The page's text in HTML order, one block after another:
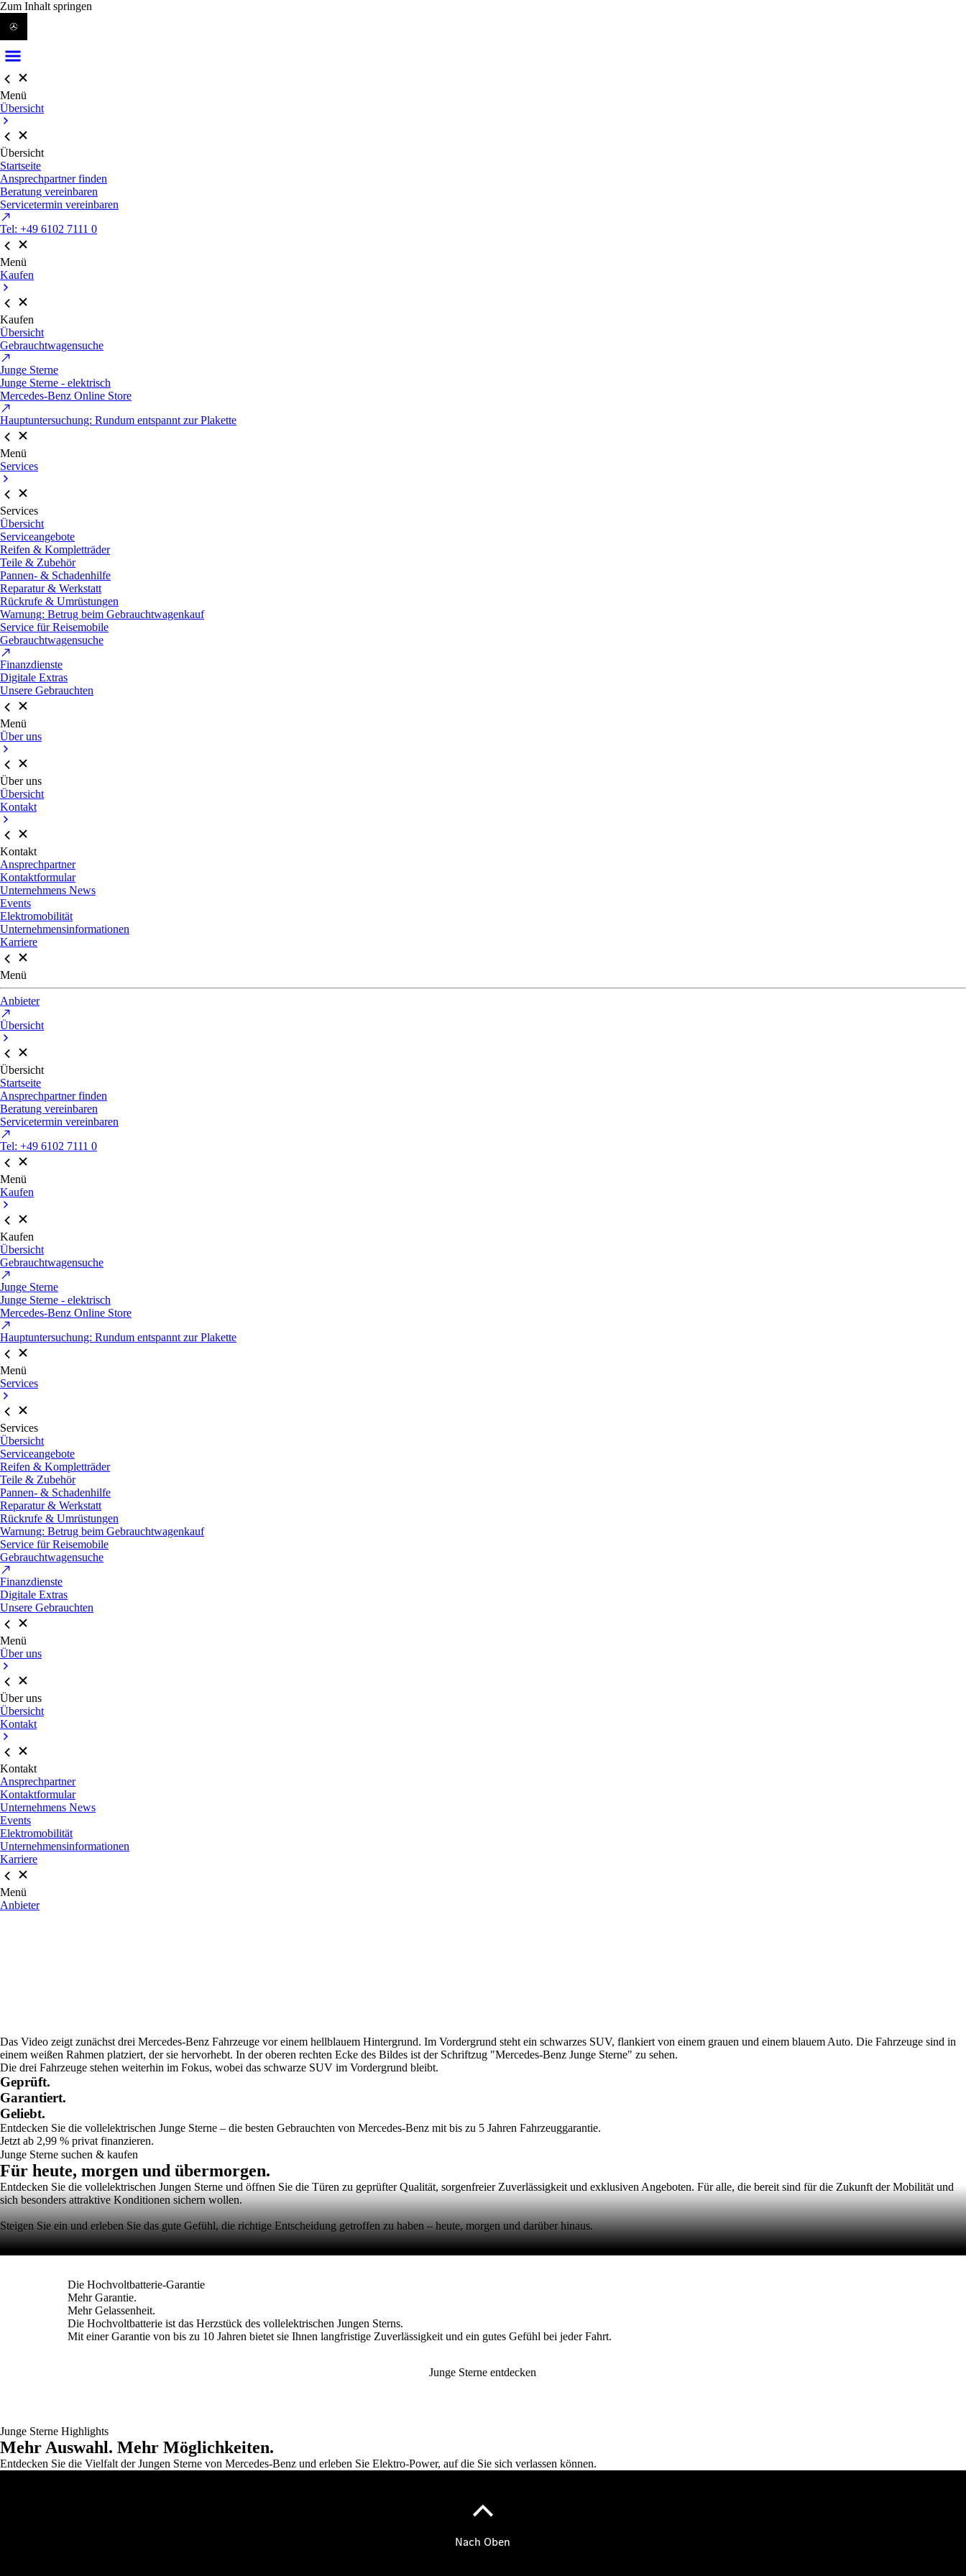
Zum Inhalt springen
Menü
Übersicht
Übersicht
Startseite
Ansprechpartner finden
Beratung vereinbaren
Servicetermin vereinbaren
Tel: +49 6102 7111 0
Menü
Kaufen
Kaufen
Übersicht
Gebrauchtwagensuche
Junge Sterne
Junge Sterne - elektrisch
Mercedes-Benz Online Store
Hauptuntersuchung: Rundum entspannt zur Plakette
Menü
Services
Services
Übersicht
Serviceangebote
Reifen & Kompletträder
Teile & Zubehör
Pannen- & Schadenhilfe
Reparatur & Werkstatt
Rückrufe & Umrüstungen
Warnung: Betrug beim Gebrauchtwagenkauf
Service für Reisemobile
Gebrauchtwagensuche
Finanzdienste
Digitale Extras
Unsere Gebrauchten
Menü
Über uns
Über uns
Übersicht
Kontakt
Kontakt
Ansprechpartner
Kontaktformular
Unternehmens News
Events
Elektromobilität
Unternehmensinformationen
Karriere
Menü
Anbieter
Übersicht
Übersicht
Startseite
Ansprechpartner finden
Beratung vereinbaren
Servicetermin vereinbaren
Tel: +49 6102 7111 0
Menü
Kaufen
Kaufen
Übersicht
Gebrauchtwagensuche
Junge Sterne
Junge Sterne - elektrisch
Mercedes-Benz Online Store
Hauptuntersuchung: Rundum entspannt zur Plakette
Menü
Services
Services
Übersicht
Serviceangebote
Reifen & Kompletträder
Teile & Zubehör
Pannen- & Schadenhilfe
Reparatur & Werkstatt
Rückrufe & Umrüstungen
Warnung: Betrug beim Gebrauchtwagenkauf
Service für Reisemobile
Gebrauchtwagensuche
Finanzdienste
Digitale Extras
Unsere Gebrauchten
Menü
Über uns
Über uns
Übersicht
Kontakt
Kontakt
Ansprechpartner
Kontaktformular
Unternehmens News
Events
Elektromobilität
Unternehmensinformationen
Karriere
Menü
Anbieter
Das Video zeigt zunächst drei Mercedes-Benz Fahrzeuge vor einem hellblauem Hintergrund. Im Vordergrund steht ein schwarzes SUV, flankiert von einem grauen und einem blauem Auto. Die Fahrzeuge sind in
einem weißen Rahmen platziert, der sie hervorhebt. In der oberen rechten Ecke des Bildes ist der Schriftzug "Mercedes-Benz Junge Sterne" zu sehen.
Die drei Fahrzeuge stehen weiterhin im Fokus, wobei das schwarze SUV im Vordergrund bleibt.
Geprüft.
Garantiert.
Geliebt.
Entdecken Sie die vollelektrischen Junge Sterne – die besten Gebrauchten von Mercedes-Benz mit bis zu 5 Jahren Fahrzeuggarantie.
Jetzt ab 2,99 % privat finanzieren.
Junge Sterne suchen & kaufen
Für heute, morgen und übermorgen.
Entdecken Sie die vollelektrischen Jungen Sterne und öffnen Sie die Türen zu geprüfter Qualität, sorgenfreier Zuverlässigkeit und exklusiven Angeboten. Für alle, die bereit sind für die Zukunft der Mobilität und
sich besonders attraktive Konditionen sichern wollen.
Steigen Sie ein und erleben Sie das gute Gefühl, die richtige Entscheidung getroffen zu haben – heute, morgen und darüber hinaus.
Die Hochvoltbatterie-Garantie
Mehr Garantie.
Mehr Gelassenheit.
Die Hochvoltbatterie ist das Herzstück des vollelektrischen Jungen Sterns.
Mit einerGarantie von bis zu 10 Jahren bietet sie Ihnen langfristige Zuverlässigkeit und ein gutes Gefühl bei jeder Fahrt.
Junge Sterne entdecken
Junge Sterne Highlights
Mehr Auswahl. Mehr Möglichkeiten.
Entdecken Sie die Vielfalt der Jungen Sterne von Mercedes-Benz und erleben Sie Elektro-Power, auf die Sie sich verlassen können.